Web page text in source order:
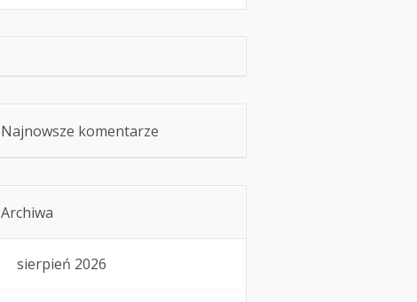
Najnowsze komentarze
Archiwa
sierpień 2026